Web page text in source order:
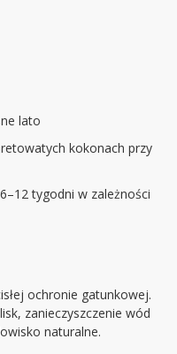
lato
kokonach przy
tygodni w zależności
ochronie gatunkowej.
zanieczyszczenie wód
naturalne.